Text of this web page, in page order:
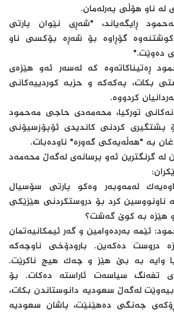
لە ناو هۆڵی پەرلەمان.
ڕایگەیاند، "شەڕی نێوان پارتی
گۆڕاوە بۆ شەڕە بۆکسی ناو
دەوێت."
ڕەتیناکاتەوە کە لەسەر ئەو هێزەی
بکات، پەکەکە و حزبە کوردییەکانی
کردووە.
تورکیا، محەمەدی حاجی مەحمود
پشتگیری کردنی کاندیدی ئۆپۆزسیۆنی
بە "هەڵەیەکی گەورە" ناودەبات.
لە گرنگترین ئەو پرسانەی لەگەڵ محه‌مه‌د
لەمەوبەر وەکو پارتی سۆسیال
ناونووسین کرد بۆ دروستکردنی هێزێکی
هێزە بە کوێ گەشت؟
ئێمە بەردەوامین و گەر ئیمکانیەتمان
دروست دەکەین. بارودۆخی ناوچەکە
وایە بە بێ هێز و چەک هیچ ناکرێت.
تفەنگ سیاسەت ئاراستە دەکات. بۆ
بیەوێت لەگەڵ سعودیە دانوستاندن بکات،
جەنگی دەهێنێت، پاشان سعودیە